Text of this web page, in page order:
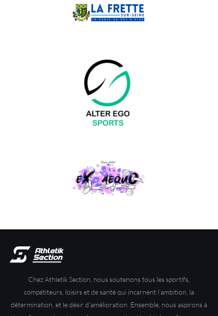
Chez Athletik Section, nous soutenons tous les sportifs,
compétiteurs, loisirs et de santé qui incarnent l’ambition, la
détermination, et le désir d’amélioration. Ensemble, nous aspirons à